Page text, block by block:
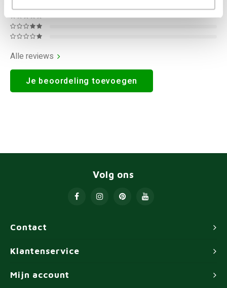
Alle reviews
Je beoordeling toevoegen
Contact
Volg ons
Klantenservice
Mijn account